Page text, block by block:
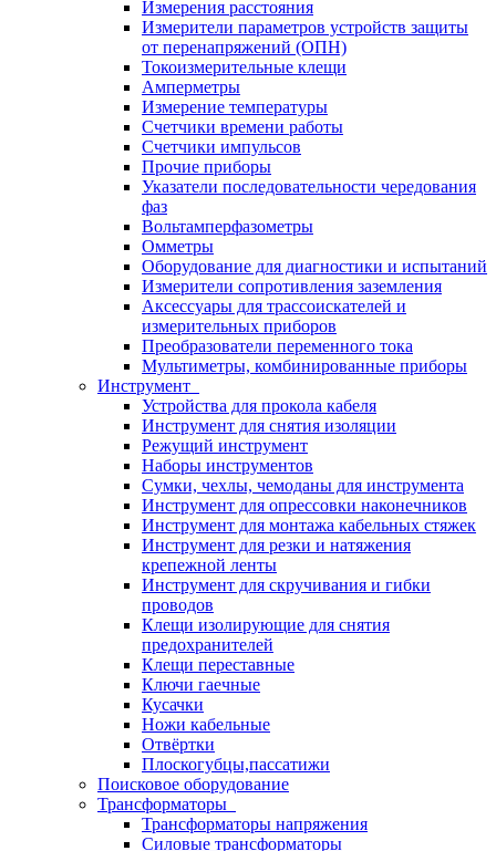
Измерения расстояния
Измерители параметров устройств защиты
от перенапряжений (ОПН)
Токоизмерительные клещи
Амперметры
Измерение температуры
Счетчики времени работы
Счетчики импульсов
Прочие приборы
Указатели последовательности чередования
фаз
Вольтамперфазометры
Омметры
Оборудование для диагностики и испытаний
Измерители сопротивления заземления
Аксессуары для трассоискателей и
измерительных приборов
Преобразователи переменного тока
Мультиметры, комбинированные приборы
Инструмент
Устройства для прокола кабеля
Инструмент для снятия изоляции
Режущий инструмент
Наборы инструментов
Сумки, чехлы, чемоданы для инструмента
Инструмент для опрессовки наконечников
Инструмент для монтажа кабельных стяжек
Инструмент для резки и натяжения
крепежной ленты
Инструмент для скручивания и гибки
проводов
Клещи изолирующие для снятия
предохранителей
Клещи переставные
Ключи гаечные
Кусачки
Ножи кабельные
Отвёртки
Плоскогубцы,пассатижи
Поисковое оборудование
Трансформаторы
Трансформаторы напряжения
Силовые трансформаторы